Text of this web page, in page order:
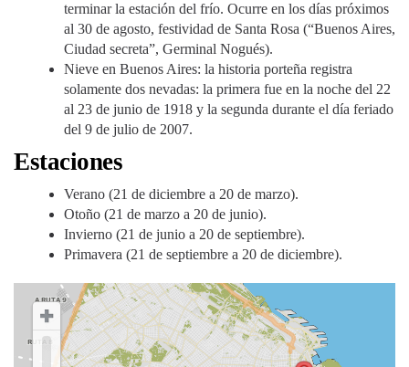
terminar la estación del frío. Ocurre en los días próximos
al 30 de agosto, festividad de Santa Rosa (“Buenos Aires,
Ciudad secreta”, Germinal Nogués).
Nieve en Buenos Aires: la historia porteña registra
solamente dos nevadas: la primera fue en la noche del 22
al 23 de junio de 1918 y la segunda durante el día feriado
del 9 de julio de 2007.
Estaciones
Verano (21 de diciembre a 20 de marzo).
Otoño (21 de marzo a 20 de junio).
Invierno (21 de junio a 20 de septiembre).
Primavera (21 de septiembre a 20 de diciembre).